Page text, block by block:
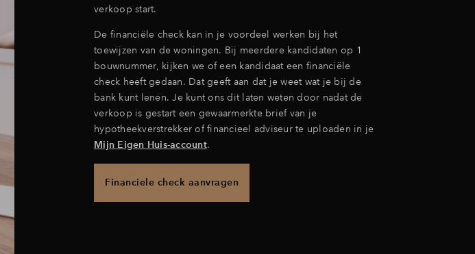
verkoop start.
De financiële check kan in je voordeel werken bij het
toewijzen van de woningen. Bij meerdere kandidaten op 1
bouwnummer, kijken we of een kandidaat een financiële
check heeft gedaan. Dat geeft aan dat je weet wat je bij de
bank kunt lenen. Je kunt ons dit laten weten door nadat de
verkoop is gestart een gewaarmerkte brief van je
hypotheekverstrekker of financieel adviseur te uploaden in je
Mijn Eigen Huis-account.
Financiele check aanvragen